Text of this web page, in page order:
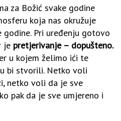
za Božić svake godine
koja nas okružuje
Pri uređenju gotovo
je pretjerivanje – dopušteno.
u kojem želimo ići te
bi stvorili. Netko voli
netko voli da je sve
pak da je sve umjereno i